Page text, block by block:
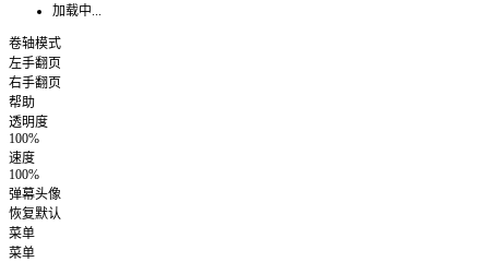
加载中...
卷轴模式
左手翻页
右手翻页
帮助
透明度
100%
速度
100%
弹幕头像
恢复默认
菜单
菜单